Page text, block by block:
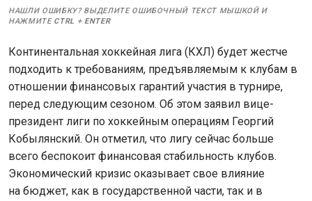
НАШЛИ ОШИБКУ? ВЫДЕЛИТЕ ОШИБОЧНЫЙ ТЕКСТ МЫШКОЙ И
НАЖМИТЕ CTRL + ENTER
Континентальная хоккейная лига (КХЛ) будет жестче
подходить к требованиям, предъявляемым к клубам в
отношении финансовых гарантий участия в турнире,
перед следующим сезоном. Об этом заявил вице-
президент лиги по хоккейным операциям Георгий
Кобылянский. Он отметил, что лигу сейчас больше
всего беспокоит финансовая стабильность клубов.
Экономический кризис оказывает свое влияние
на бюджет, как в государственной части, так и в